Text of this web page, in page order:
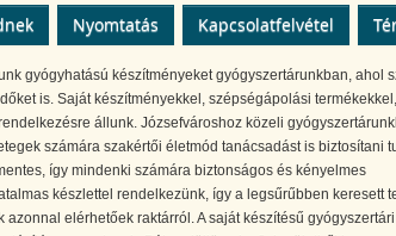
Nyomtatás Kapcsolatfelvétel
gyógyhatású készítményeket gyógyszertárunkban, ahol
is. Saját készítményekkel, szépségápolási
állunk. Józsefvároshoz közeli
számára szakértői életmód tanácsadást is biztosítani
így mindenki számára biztonságos és kényelmes
készlettel rendelkezünk, így a legsűrűbben keresett
azonnal elérhetőek raktárról. A saját készítésű gyógyszertári